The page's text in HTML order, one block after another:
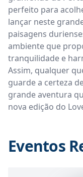
perfeito para
lançar neste
paisagens
ambiente que
tranquilidade e
Assim, qualquer
guarde a certeza
grande aventura
nova edição do
Eventos